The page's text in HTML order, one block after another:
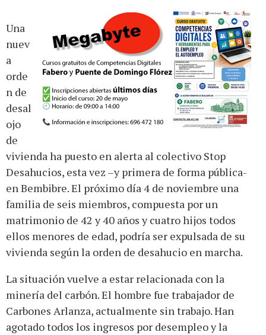
Una
nuev
a
orde
n de
desal
ojo
de
vivienda ha puesto en alerta al colectivo Stop
Desahucios, esta vez –y primera de forma pública-
en Bembibre. El próximo día 4 de noviembre una
familia de seis miembros, compuesta por un
matrimonio de 42 y 40 años y cuatro hijos todos
ellos menores de edad, podría ser expulsada de su
vivienda según la orden de desahucio en marcha.
La situación vuelve a estar relacionada con la
minería del carbón. El hombre fue trabajador de
Carbones Arlanza, actualmente sin trabajo. Han
agotado todos los ingresos por desempleo y la